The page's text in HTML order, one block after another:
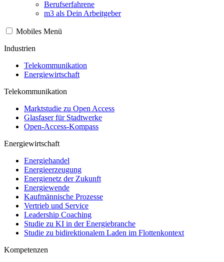
Berufserfahrene
m3 als Dein Arbeitgeber
Mobiles Menü
Industrien
Telekommunikation
Energiewirtschaft
Telekommunikation
Marktstudie zu Open Access
Glasfaser für Stadtwerke
Open-Access-Kompass
Energiewirtschaft
Energiehandel
Energieerzeugung
Energienetz der Zukunft
Energiewende
Kaufmännische Prozesse
Vertrieb und Service
Leadership Coaching
Studie zu KI in der Energiebranche
Studie zu bidirektionalem Laden im Flottenkontext
Kompetenzen